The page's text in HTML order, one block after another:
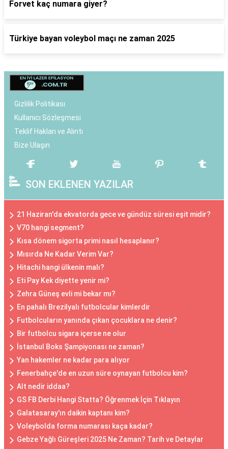
Forvet kaç numara giyer?
Türkiye bayan voleybol maçı ne zaman 2025
Gizlilik Politikası
Kullanıcı Sözleşmesi
Teklif Hakları ve Alıntı
Bize Ulaşın
SON EKLENEN YAZILAR
21 Haziran'da ekvatorda gece ve gündüz süresi eşit midir?
V70 hangi segment?
Kısa dönem sigorta primi nasıl hesaplanır?
Mısırda Ne Kadar Verim Var?
Hitachi hangi ülkenin malı?
Eti Pay Kek diyette yenir mi?
Zehra Güneş evli mi bekar mı?
En pahalı Brezilyalı futbolcular kimlerdir
Futbolcuların yanında çıkan çocuklara ne denir?
Bir futbolcu sigara içerse ne olur
İstanbul Boks Şampiyonası ne zaman?
Yan hakemler ne kadar para alıyor
Fenerbahçe'de en uzun süre oynayan futbolcu kim?
Alt nedir iddaa?
GS FB Derbi Hangi Statta? Öğrenmek İçin Tıklayın
Galatasaray'ın daikin kaptanı kim?
Voleybolda forma numarası kaça kadar?
Gebze Yağlı Güreşleri 2025 Ne Zaman? Tarih ve Detaylar